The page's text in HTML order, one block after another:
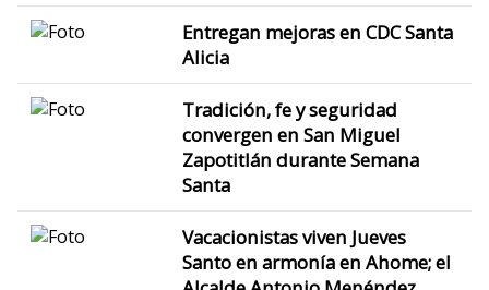
Entregan mejoras en CDC Santa
Alicia
Tradición, fe y seguridad
convergen en San Miguel
Zapotitlán durante Semana
Santa
Vacacionistas viven Jueves
Santo en armonía en Ahome; el